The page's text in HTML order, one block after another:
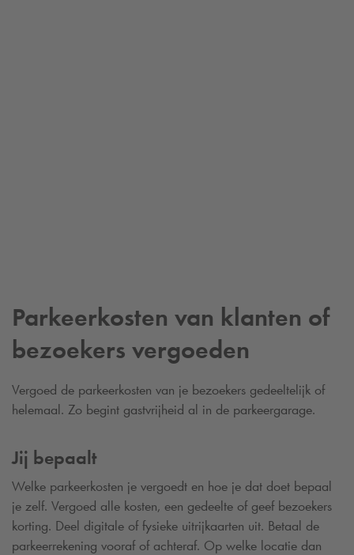
Parkeerkosten van klanten of
bezoekers vergoeden
Vergoed de parkeerkosten van je bezoekers gedeeltelijk of
helemaal. Zo begint gastvrijheid al in de parkeergarage.
Jij bepaalt
Welke parkeerkosten je vergoedt en hoe je dat doet bepaal
je zelf. Vergoed alle kosten, een gedeelte of geef bezoekers
korting. Deel digitale of fysieke uitrijkaarten uit. Betaal de
parkeerrekening vooraf of achteraf. Op welke locatie dan